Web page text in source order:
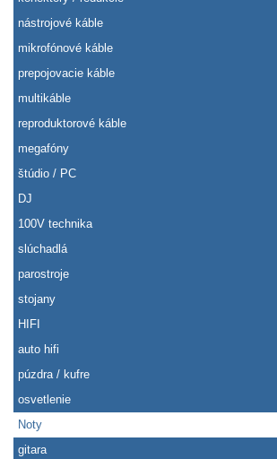
nástrojové káble
mikrofónové káble
prepojovacie káble
multikáble
reproduktorové káble
megafóny
štúdio / PC
DJ
100V technika
slúchadlá
parostroje
stojany
HIFI
auto hifi
púzdra / kufre
osvetlenie
Noty
gitara